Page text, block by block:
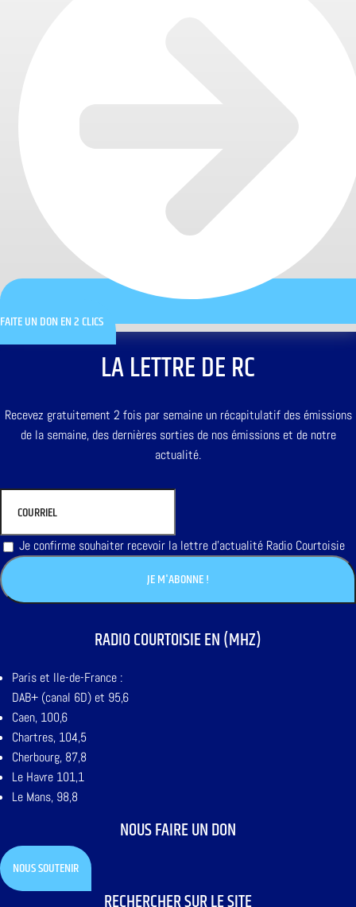
FAITE UN DON EN 2 CLICS
LA LETTRE DE RC
Recevez gratuitement 2 fois par semaine un récapitulatif des émissions
de la semaine, des dernières sorties de nos émissions et de notre
actualité.
Je confirme souhaiter recevoir la lettre d'actualité Radio Courtoisie
RADIO COURTOISIE EN (MHZ)
Paris et Ile-de-France :
DAB+ (canal 6D) et 95,6
Caen, 100,6
Chartres, 104,5
Cherbourg, 87,8
Le Havre 101,1
Le Mans, 98,8
NOUS FAIRE UN DON
NOUS SOUTENIR